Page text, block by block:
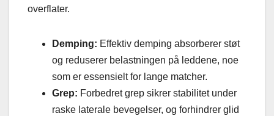
overflater.
Demping: Effektiv demping absorberer støt
og reduserer belastningen på leddene, noe
som er essensielt for lange matcher.
Grep: Forbedret grep sikrer stabilitet under
raske laterale bevegelser, og forhindrer glid